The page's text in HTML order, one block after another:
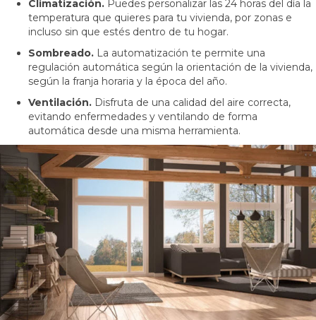
Climatización. Puedes personalizar las 24 horas del día la
temperatura que quieres para tu vivienda, por zonas e
incluso sin que estés dentro de tu hogar.
Sombreado. La automatización te permite una
regulación automática según la orientación de la vivienda,
según la franja horaria y la época del año.
Ventilación. Disfruta de una calidad del aire correcta,
evitando enfermedades y ventilando de forma
automática desde una misma herramienta.